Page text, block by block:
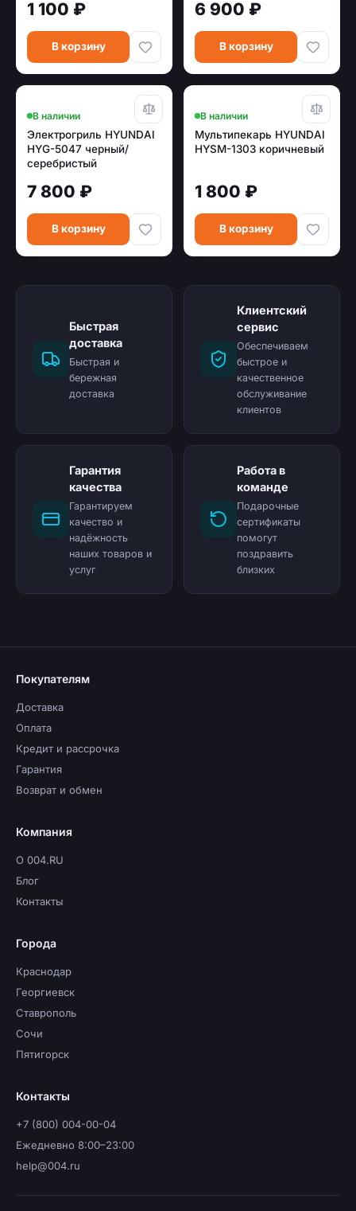
1 100 ₽
В корзину
6 900 ₽
В корзину
В наличии
Электрогриль HYUNDAI
HYG-5047 черный/
серебристый
7 800 ₽
В корзину
В наличии
Мультипекарь HYUNDAI
HYSM-1303 коричневый
1 800 ₽
В корзину
Быстрая
доставка
Быстрая и
бережная
доставка
Клиентский
сервис
Обеспечиваем
быстрое и
качественное
обслуживание
клиентов
Гарантия
качества
Гарантируем
качество и
надёжность
наших товаров и
услуг
Работа в
команде
Подарочные
сертификаты
помогут
поздравить
близких
Покупателям
Доставка
Оплата
Кредит и рассрочка
Гарантия
Возврат и обмен
Компания
О 004.RU
Блог
Контакты
Города
Краснодар
Георгиевск
Ставрополь
Сочи
Пятигорск
Контакты
+7 (800) 004-00-04
Ежедневно 8:00–23:00
help@004.ru